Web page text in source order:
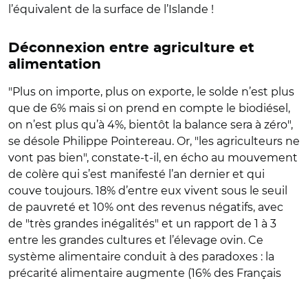
l’équivalent de la surface de l’Islande !
Déconnexion entre agriculture et
alimentation
"Plus on importe, plus on exporte, le solde n’est plus
que de 6% mais si on prend en compte le biodiésel,
on n’est plus qu’à 4%, bientôt la balance sera à zéro",
se désole Philippe Pointereau. Or, "les agriculteurs ne
vont pas bien", constate-t-il, en écho au mouvement
de colère qui s’est manifesté l’an dernier et qui
couve toujours. 18% d’entre eux vivent sous le seuil
de pauvreté et 10% ont des revenus négatifs, avec
de "très grandes inégalités" et un rapport de 1 à 3
entre les grandes cultures et l’élevage ovin. Ce
système alimentaire conduit à des paradoxes : la
précarité alimentaire augmente (16% des Français